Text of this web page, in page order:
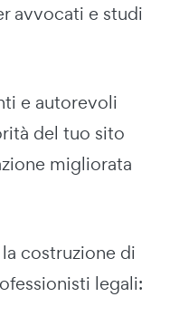
avvocati e studi
e autorevoli
del tuo sito
migliorata
costruzione di
legali: